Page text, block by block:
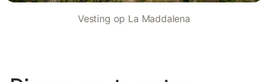
Vesting op La Maddalena